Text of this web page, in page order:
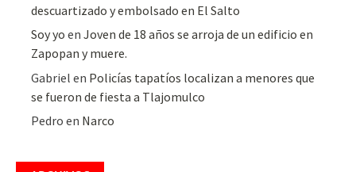
descuartizado y embolsado en El Salto
Soy yo enJoven de 18 años se arroja de un edificio en
Zapopan y muere.
Gabriel en Policías tapatíos localizan a menores que
se fueron de fiesta a Tlajomulco
Pedro en Narco